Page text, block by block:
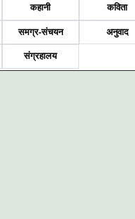
कहानी कविता
समग्र-संचयन अनुवाद
संग्रहालय